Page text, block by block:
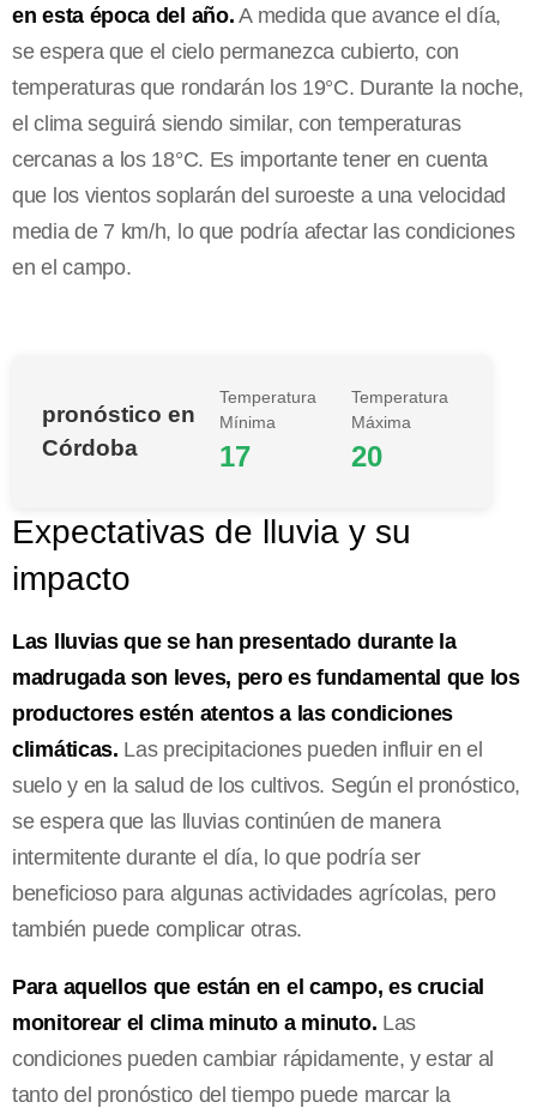
en esta época del año. A medida que avance el día,
se espera que el cielo permanezca cubierto, con
temperaturas que rondarán los 19°C. Durante la noche,
el clima seguirá siendo similar, con temperaturas
cercanas a los 18°C. Es importante tener en cuenta
que los vientos soplarán del suroeste a una velocidad
media de 7 km/h, lo que podría afectar las condiciones
en el campo.
pronóstico en
Córdoba
Temperatura
Mínima
17
Temperatura
Máxima
20
Expectativas de lluvia y su
impacto
Las lluvias que se han presentado durante la
madrugada son leves, pero es fundamental que los
productores estén atentos a las condiciones
climáticas. Las precipitaciones pueden influir en el
suelo y en la salud de los cultivos. Según el pronóstico,
se espera que las lluvias continúen de manera
intermitente durante el día, lo que podría ser
beneficioso para algunas actividades agrícolas, pero
también puede complicar otras.
Para aquellos que están en el campo, es crucial
monitorear el clima minuto a minuto. Las
condiciones pueden cambiar rápidamente, y estar al
tanto del pronóstico del tiempo puede marcar la